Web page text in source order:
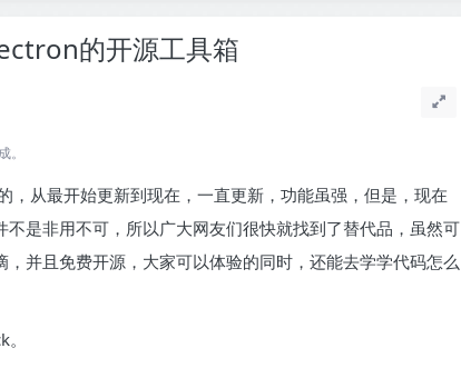
的开源工具箱
，从最开始更新到现在，一直更新，功能虽强，但是，现在
是非用不可，所以广大网友们很快就找到了替代品，虽然可
并且免费开源，大家可以体验的同时，还能去学学代码怎么